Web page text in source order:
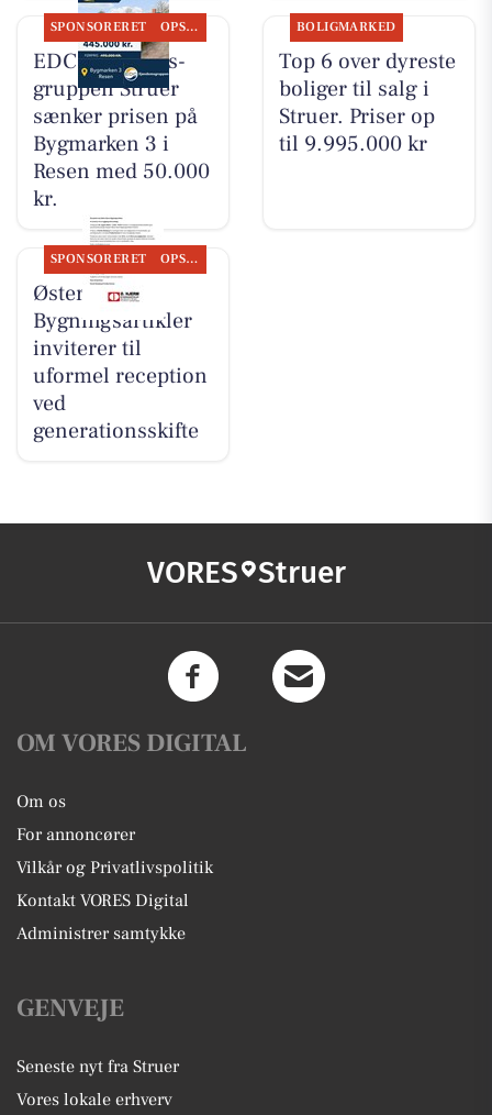
SPONSORERET OPSLAGSTAVLEN
EDC Ejen­doms­
grup­pen Struer
sænker prisen på
Bygmarken 3 i
Resen med 50.000
kr.
BOLIGMARKED
Top 6 over dyreste
boliger til salg i
Struer. Priser op
til 9.995.000 kr
SPONSORERET OPSLAGSTAVLEN
Øster Hjerm
Bygningsartikler
inviterer til
uformel reception
ved
generationsskifte
VORES Struer
OM VORES DIGITAL
Om os
For annoncører
Vilkår og Privatlivspolitik
Kontakt VORES Digital
Administrer samtykke
GENVEJE
Seneste nyt fra Struer
Vores lokale erhverv